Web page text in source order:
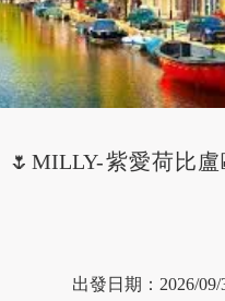
🌷MILLY-紫愛荷比
2026/